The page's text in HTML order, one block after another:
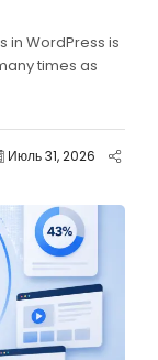
in WordPress is
times as
Июль 31, 2026